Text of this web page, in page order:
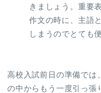
きましょう。重要
作文の時に、主語
しまうのでとても
高校入試前日の準備では
の中からもう一度引っ張